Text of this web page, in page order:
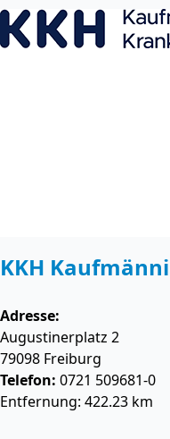
KKH
Adresse:
Augustinerplatz 2
79098 Freiburg
Telefon: 0721 509681-0
Entfernung: 422.23 km